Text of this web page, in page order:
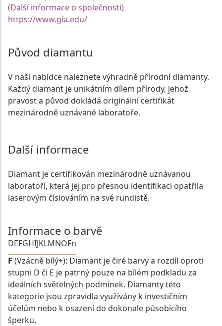
(Další informace o společnosti)
https://www.gia.edu/
Původ diamantu
V naší nabídce naleznete výhradně přírodní diamanty.
Každý diamant je unikátním dílem přírody, jehož
pravost a původ dokládá originální certifikát
mezinárodně uznávané laboratoře.
Další informace
Diamant je certifikován mezinárodně uznávanou
laboratoří, která jej pro přesnou identifikaci opatřila
laserovým číslováním na své rundistě.
Informace o barvě
DEFGHIJKLMNOFn
F (Vzácně bílý+): Diamant je čiré barvy a rozdíl oproti
stupni D či E je patrný pouze na bílém podkladu za
ideálních světelných podmínek. Diamanty této
kategorie jsou zpravidla využívány k investičním
účelům nebo k osazení do dokonale působícího
šperku.